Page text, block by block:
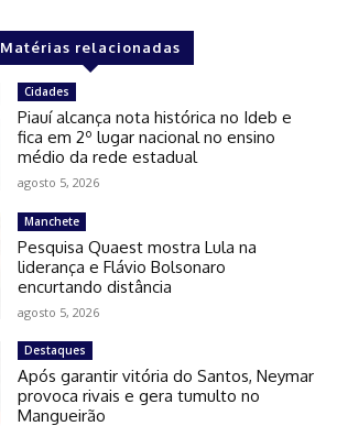
Matérias relacionadas
Cidades
Piauí alcança nota histórica no Ideb e
fica em 2º lugar nacional no ensino
médio da rede estadual
agosto 5, 2026
Manchete
Pesquisa Quaest mostra Lula na
liderança e Flávio Bolsonaro
encurtando distância
agosto 5, 2026
Destaques
Após garantir vitória do Santos, Neymar
provoca rivais e gera tumulto no
Mangueirão